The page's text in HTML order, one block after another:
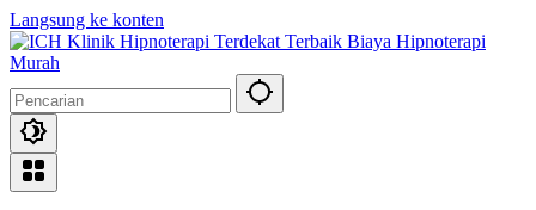
Langsung ke konten